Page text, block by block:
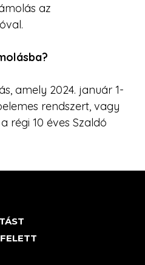
az
amely 2024. január 1-
rendszert, vagy
régi 10 éves Szaldó